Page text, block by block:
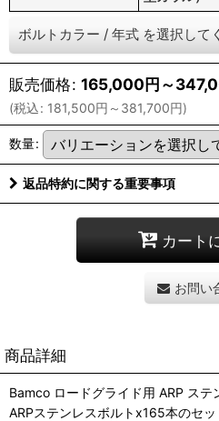
ボルトカラー / 年式 を選択して
販売価格: 165,000円～
(税込: 181,500円 ～381,700円)
数量:
返品特約に関する重要事項
カート
お問い
商品詳細
Bamco ロードグライド用 ARP ステ
ARPステンレスボルトx165本のセッ